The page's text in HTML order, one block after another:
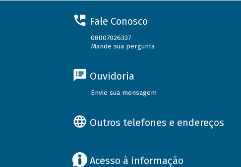
Fale Conosco
08007026337
Mande sua pergunta
Ouvidoria
Envie sua mensagem
Outros telefones e endereços
Acesso à informação